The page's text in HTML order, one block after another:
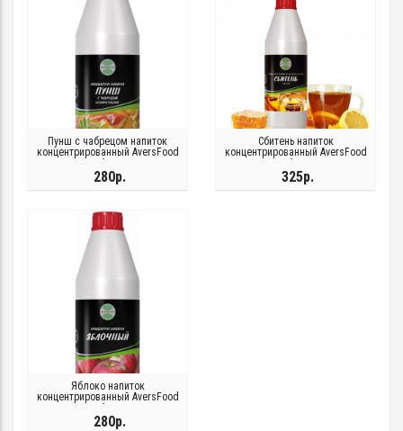
Пунш с чабрецом напиток
концентрированный AversFood
1кг
280р.
Сбитень напиток
концентрированный AversFood
1кг
325р.
Яблоко напиток
концентрированный AversFood
1кг
280р.